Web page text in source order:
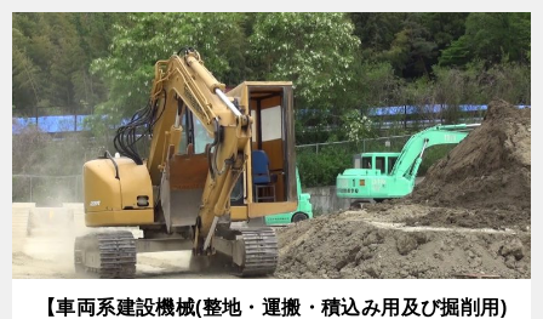
【車両系建設機械(整地・運搬・積込み用及び掘削用)